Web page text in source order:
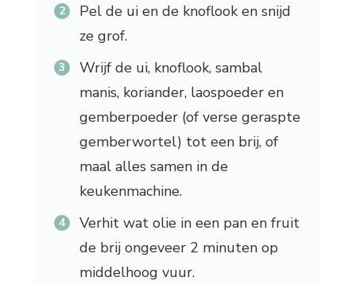
Pel de ui en de knoflook en snijd
ze grof.
Wrijf de ui, knoflook, sambal
manis, koriander, laospoeder en
gemberpoeder (of verse geraspte
gemberwortel) tot een brij, of
maal alles samen in de
keukenmachine.
Verhit wat olie in een pan en fruit
de brij ongeveer 2 minuten op
middelhoog vuur.